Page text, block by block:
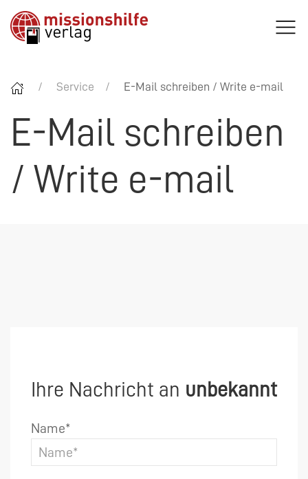
Service E-Mail schreiben / Write e-mail
E-Mail schreiben
/ Write e-mail
Ihre Nachricht an unbekannt
Name*